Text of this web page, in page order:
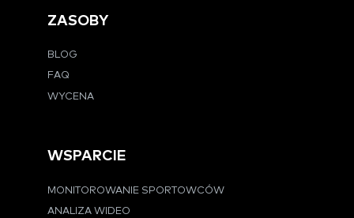
ZASOBY
BLOG
FAQ
WYCENA
WSPARCIE
MONITOROWANIE SPORTOWCÓW
ANALIZA WIDEO